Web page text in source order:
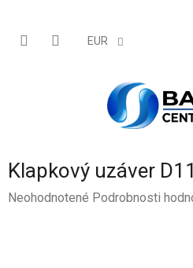
obsah
EUR
Klapkový uzáver
Priemerné
Neohodnotené Podrobnosti